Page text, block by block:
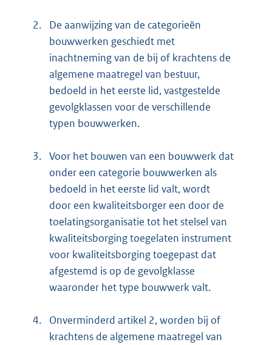
2.
De aanwijzing van de categorieën
bouwwerken geschiedt met
inachtneming van de bij of krachtens de
algemene maatregel van bestuur,
bedoeld in het eerste lid, vastgestelde
gevolgklassen voor de verschillende
typen bouwwerken.
3. Voor het bouwen van een bouwwerk dat
onder een categorie bouwwerken als
bedoeld in het eerste lid valt, wordt
door een kwaliteitsborger een door de
toelatingsorganisatie tot het stelsel van
kwaliteitsborging toegelaten instrument
voor kwaliteitsborging toegepast dat
afgestemd is op de gevolgklasse
waaronder het type bouwwerk valt.
4.
Onverminderd artikel 2, worden bij of
krachtens de algemene maatregel van